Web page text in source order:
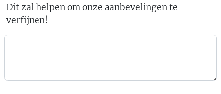
Dit zal helpen om onze aanbevelingen te
verfijnen!